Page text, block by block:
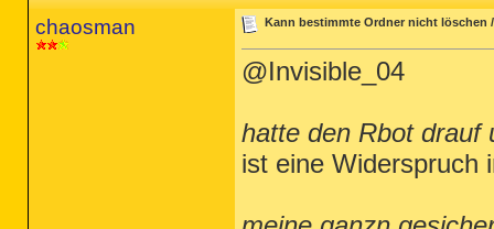
chaosman Kann bestimmte Ordner nicht löschen
@Invisible_04
hatte den Rbot drauf
ist eine Widerspruch